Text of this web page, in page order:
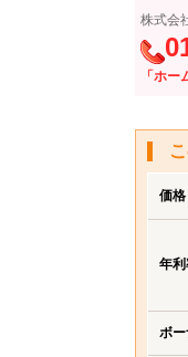
株式会
「ホー
価格
年
ボ